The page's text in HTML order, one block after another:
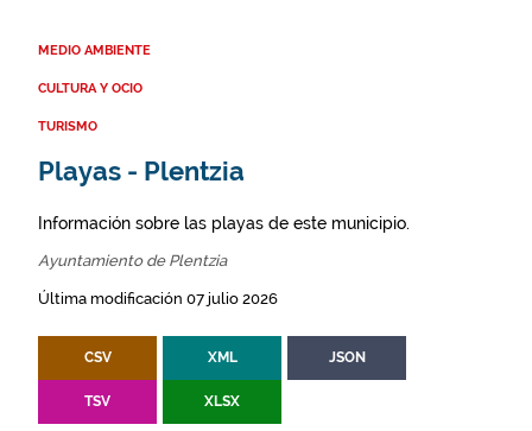
MEDIO AMBIENTE
CULTURA Y OCIO
TURISMO
Playas - Plentzia
Información sobre las playas de este municipio.
Ayuntamiento de Plentzia
Última modificación 07 julio 2026
CSV XML JSON
TSV XLSX